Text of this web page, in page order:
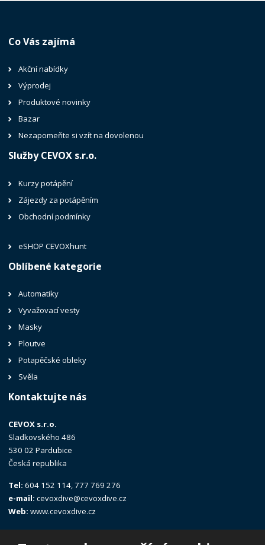
Co Vás zajímá
Akční nabídky
Výprodej
Produktové novinky
Bazar
Nezapomeňte si vzít na dovolenou
Služby CEVOX s.r.o.
Kurzy potápění
Zájezdy za potápěním
Obchodní podmínky
eSHOP CEVOXhunt
Oblíbené kategorie
Automatiky
Vyvažovací vesty
Masky
Ploutve
Potapěčské obleky
Svěla
Kontaktujte nás
CEVOX s.r.o.
Sladkovského 486
530 02 Pardubice
Česká republika
Tel:604 152 114, 777 769 276
e-mail: cevoxdive@cevoxdive.cz
Web: www.cevoxdive.cz